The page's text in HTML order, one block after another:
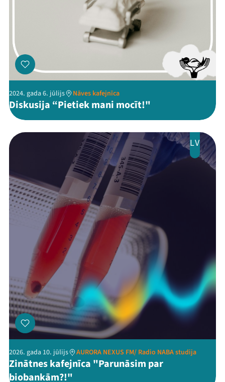
2024. gada 6. jūlijs Nāves kafejnīca
Diskusija “Pietiek mani mocīt!"
LV
2026. gada 10. jūlijs AURORA NEXUS FM/ Radio NABA studija
Zinātnes kafejnīca "Parunāsim par
biobankām?!"